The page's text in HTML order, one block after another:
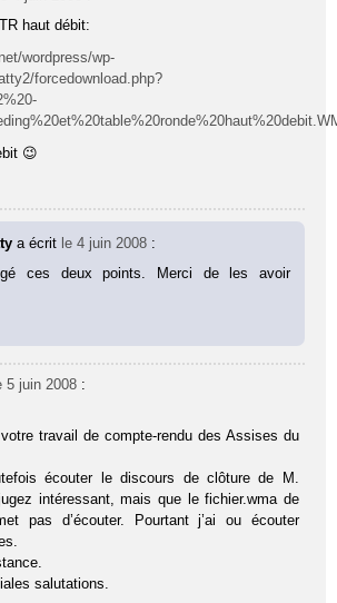
haut débit:
wordpress/wp-
forcedownload.php?
😉
a écrit le 4 juin 2008 :
ces deux points. Merci de les avoir
5 juin 2008 :
travail de compte-rendu des Assises du
écouter le discours de clôture de M.
intéressant, mais que le fichier.wma de
pas d’écouter. Pourtant j’ai ou écouter
salutations.